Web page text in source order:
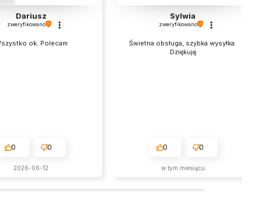
Dariusz
zweryfikowano
ok. Polecam
0 0
2026-06-12
Sylwia
zweryfikowano
Świetna obsługa, szybka wysyłka.
Dziękuję
0 0
w tym miesiącu